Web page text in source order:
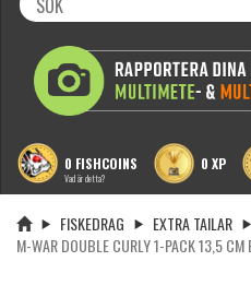
0 FISHCOINS
Vad är detta?
0 XP
FISKEDRAG
EXTRA TAILAR
M-WAR DOUBLE CURLY 1-PACK 13,5 CM